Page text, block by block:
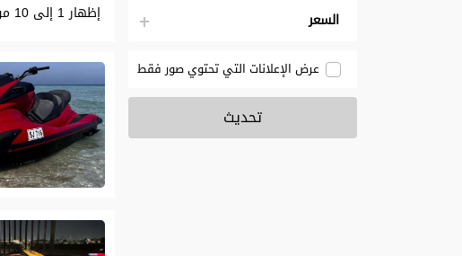
السعر
عرض الإعلانات التي تحتوي صور فقط
تحديث
إظهار 1 إلى 10 من أصل 8560 إعــلان